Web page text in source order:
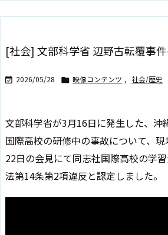
[社会] 文部科学省 辺野古転覆事
 2026/05/28  映像コンテンツ , 社会/歴史
文部科学省が3月16日に発生した、沖
国際高校の研修中の事故について、
22日の会見にて同志社国際高校の学
法第14条第2項違反と認定しました。